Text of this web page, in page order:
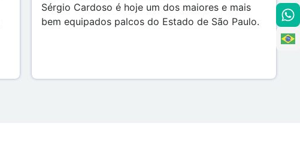
Sérgio Cardoso é hoje um dos maiores e mais
bem equipados palcos do Estado de São Paulo.